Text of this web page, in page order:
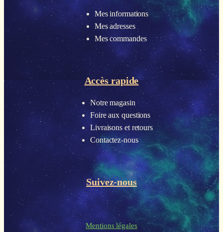
Mes informations
Mes adresses
Mes commandes
Accès rapide
Notre magasin
Foire aux questions
Livraisons et retours
Contactez-nous
Suivez-nous
Mentions légales